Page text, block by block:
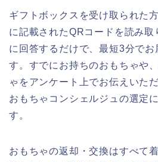
ギフトボックスを受け取られた
に記載されたQRコードを読み取
に回答するだけで、最短3分でお
す。すでにお持ちのおもちゃや
ゃをアンケート上でお伝えいた
おもちゃコンシェルジュの選定
す。
おもちゃの返却・交換はすべて